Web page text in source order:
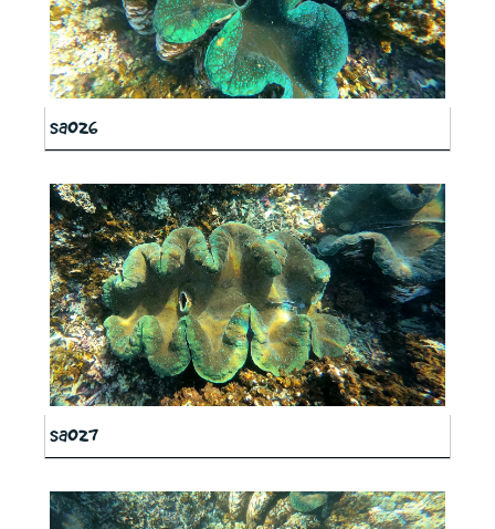
sa026
sa027